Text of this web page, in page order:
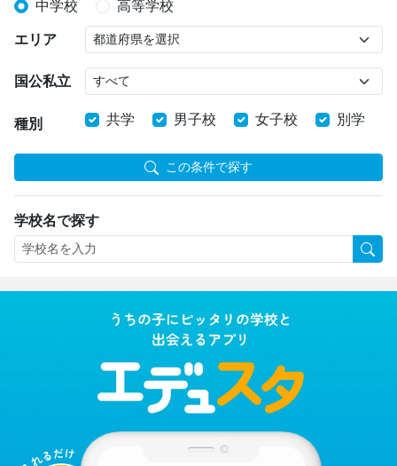
中学校 高等学校
エリア
国公私立
種別 共学 男子校 女子校 別学
この条件で探す
学校名で探す